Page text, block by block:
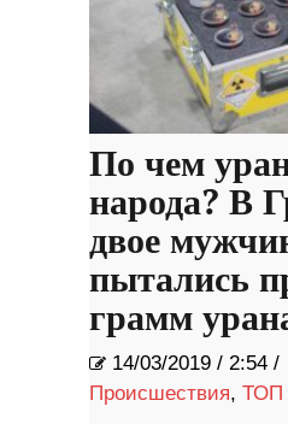
По чем
народа? В
двое
пытались
грамм
14/03/2019 / 2:54 /
Происшествия, ТОП